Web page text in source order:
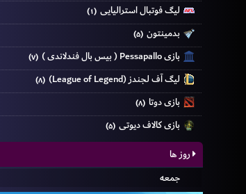
لیگ فوتبال استرالیایی (۱)
بدمینتون (۵)
بازی Pessapallo ( بیس بال فندلاندی ) (۷)
لیگ آف لجندز (League of Legend) (۸)
بازی دوتا (۸)
بازی کالاف دیوتی (۵)
روز ها
جمعه